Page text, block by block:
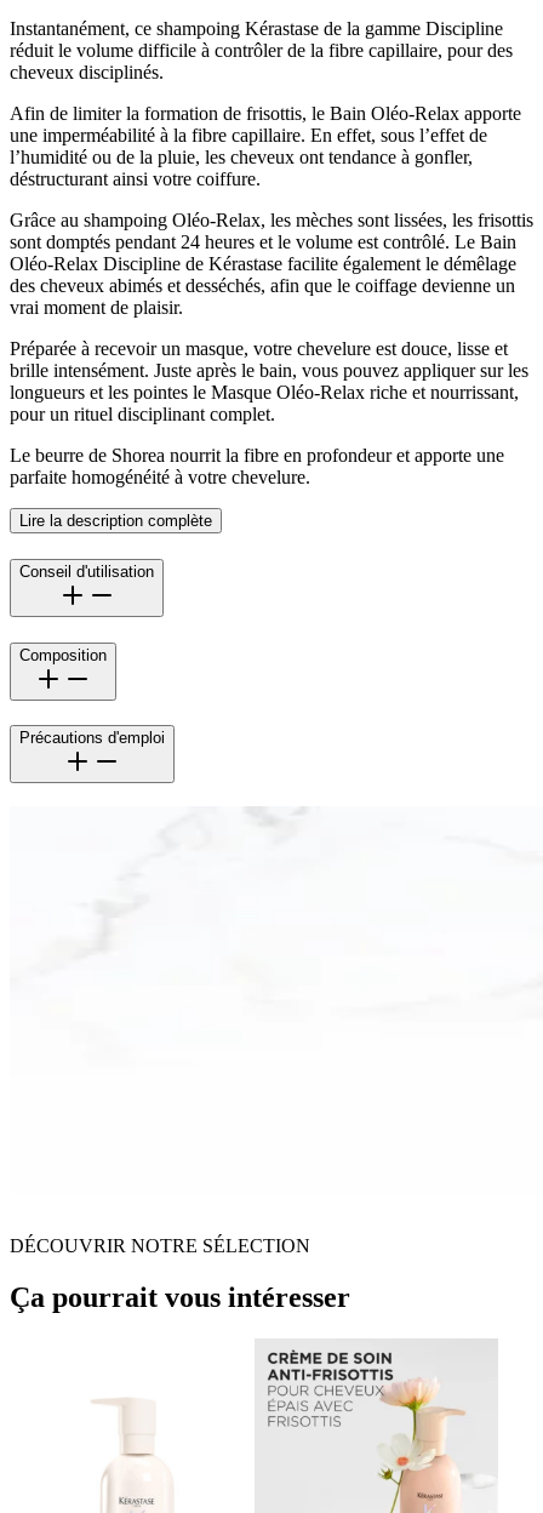
Instantanément, ce shampoing Kérastase de la gamme Discipline
réduit le volume difficile à contrôler de la fibre capillaire, pour des
cheveux disciplinés.
Afin de limiter la formation de frisottis, le Bain Oléo-Relax apporte
une imperméabilité à la fibre capillaire. En effet, sous l’effet de
l’humidité ou de la pluie, les cheveux ont tendance à gonfler,
déstructurant ainsi votre coiffure.
Grâce au shampoing Oléo-Relax, les mèches sont lissées, les frisottis
sont domptés pendant 24 heures et le volume est contrôlé. Le Bain
Oléo-Relax Discipline de Kérastase facilite également le démêlage
des cheveux abimés et desséchés, afin que le coiffage devienne un
vrai moment de plaisir.
Préparée à recevoir un masque, votre chevelure est douce, lisse et
brille intensément. Juste après le bain, vous pouvez appliquer sur les
longueurs et les pointes le Masque Oléo-Relax riche et nourrissant,
pour un rituel disciplinant complet.
Le beurre de Shorea nourrit la fibre en profondeur et apporte une
parfaite homogénéité à votre chevelure.
Lire la description complète
Conseil d'utilisation
Composition
Précautions d'emploi
DÉCOUVRIR NOTRE SÉLECTION
Ça pourrait vous intéresser